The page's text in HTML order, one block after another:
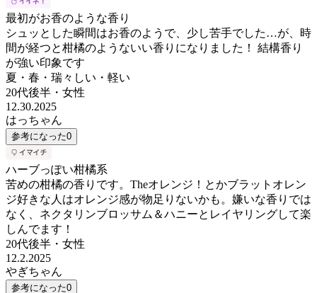
最初がお香のような香り
シュッとした瞬間はお香のようで、少し苦手でした…が、時
間が経つと柑橘のようないい香りになりました！ 結構香り
が強い印象です
夏・春・瑞々しい・軽い
20代後半 ・ 女性
12.30.2025
はっちゃん
参考になった0
ハーブっぽい柑橘系
苦めの柑橘の香りです。Theオレンジ！とかブラットオレン
ジ好きな人はオレンジ感が物足りないかも。嫌いな香りでは
なく、ネクタリンブロッサム＆ハニーとレイヤリングして楽
しんでます！
20代後半 ・ 女性
12.2.2025
やぎちゃん
参考になった0